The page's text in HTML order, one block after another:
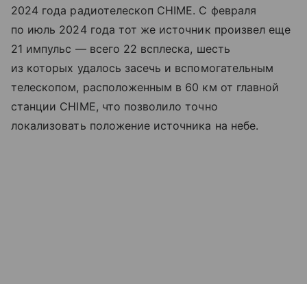
2024 года радиотелескоп CHIME. С февраля
по июль 2024 года тот же источник произвел еще
21 импульс — всего 22 всплеска, шесть
из которых удалось засечь и вспомогательным
телескопом, расположенным в 60 км от главной
станции CHIME, что позволило точно
локализовать положение источника на небе.